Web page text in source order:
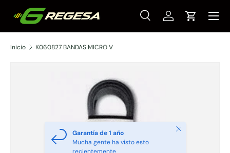
Ir al contenido
Buscar
Tipo de producto
BuscarIniciar sesión
Carrito
Menú
Inicio K060827 BANDAS MICRO V
Garantía de 1 año
Mucha gente ha visto esto
Cerrar